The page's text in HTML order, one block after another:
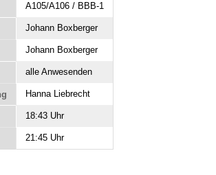
A105/A106 / BBB-1
Johann Boxberger
Johann Boxberger
alle Anwesenden
Hanna Liebrecht
18:43 Uhr
21:45 Uhr